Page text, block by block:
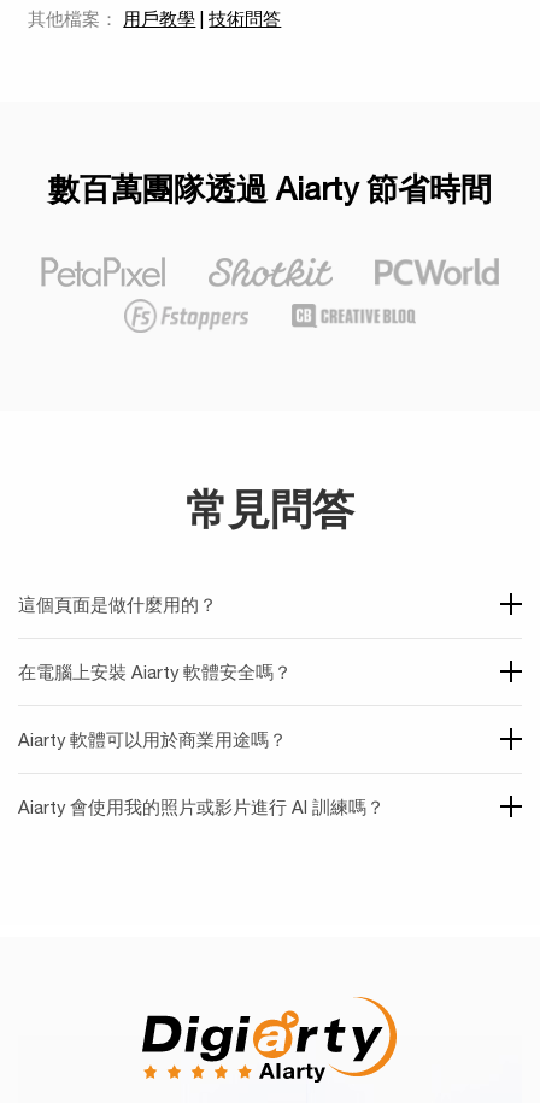
其他檔案： 用戶教學 |技術問答
數百萬團隊透過 Aiarty 節省時間
常見問答
這個頁面是做什麼用的？
在電腦上安裝 Aiarty 軟體安全嗎？
Aiarty 軟體可以用於商業用途嗎？
Aiarty 會使用我的照片或影片進行 AI 訓練嗎？